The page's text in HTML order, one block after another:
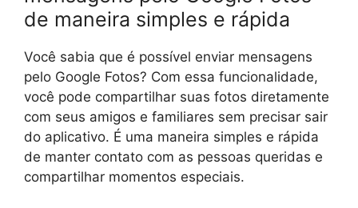
de maneira simples e rápida
Você sabia que é possível enviar mensagens
pelo Google Fotos? Com essa funcionalidade,
você pode compartilhar suas fotos diretamente
com seus amigos e familiares sem precisar sair
do aplicativo. É uma maneira simples e rápida
de manter contato com as pessoas queridas e
compartilhar momentos especiais.